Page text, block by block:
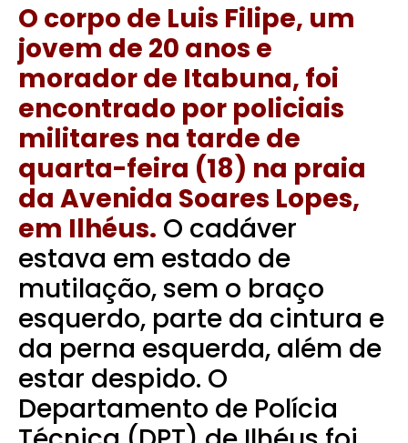
O corpo de Luis Filipe, um
jovem de 20 anos e
morador de Itabuna, foi
encontrado por policiais
militares na tarde de
quarta-feira (18) na praia
da Avenida Soares Lopes,
em Ilhéus. O cadáver
estava em estado de
mutilação, sem o braço
esquerdo, parte da cintura e
da perna esquerda, além de
estar despido. O
Departamento de Polícia